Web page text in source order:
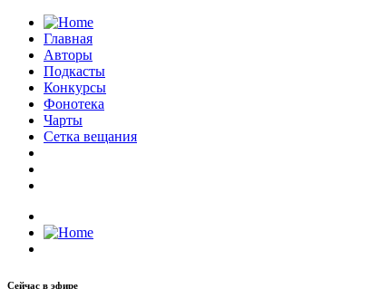
Главная
Авторы
Подкасты
Конкурсы
Фонотека
Чарты
Сетка вещания
Сейчас в эфире